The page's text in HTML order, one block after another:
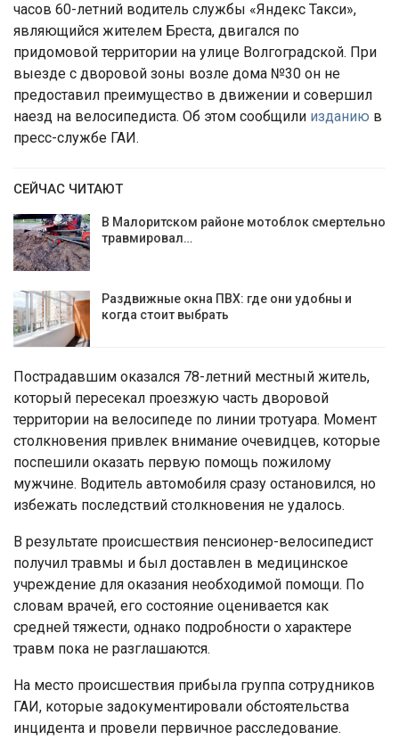
часов 60-летний водитель службы «Яндекс Такси»,
являющийся жителем Бреста, двигался по
придомовой территории на улице Волгоградской. При
выезде с дворовой зоны возле дома №30 он не
предоставил преимущество в движении и совершил
наезд на велосипедиста. Об этом сообщили изданию в
пресс-службе ГАИ.
СЕЙЧАС ЧИТАЮТ
В Малоритском районе мотоблок смертельно
травмировал…
Раздвижные окна ПВХ: где они удобны и
когда стоит выбрать
Пострадавшим оказался 78-летний местный житель,
который пересекал проезжую часть дворовой
территории на велосипеде по линии тротуара. Момент
столкновения привлек внимание очевидцев, которые
поспешили оказать первую помощь пожилому
мужчине. Водитель автомобиля сразу остановился, но
избежать последствий столкновения не удалось.
В результате происшествия пенсионер-велосипедист
получил травмы и был доставлен в медицинское
учреждение для оказания необходимой помощи. По
словам врачей, его состояние оценивается как
средней тяжести, однако подробности о характере
травм пока не разглашаются.
На место происшествия прибыла группа сотрудников
ГАИ, которые задокументировали обстоятельства
инцидента и провели первичное расследование.